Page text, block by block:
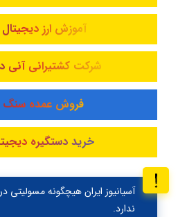
آموزش ارز
شرکت کشتیرانی آنی
فروش عمده سنگ
خرید دستگیره
آسیانیوز ایران هیچگونه مسولیتی
ندارد.